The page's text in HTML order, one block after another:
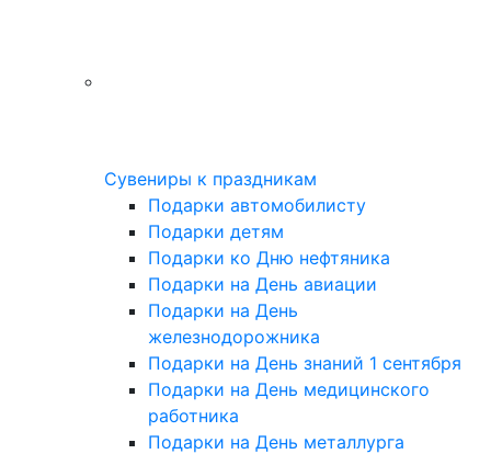
Сувениры к праздникам
Подарки автомобилисту
Подарки детям
Подарки ко Дню нефтяника
Подарки на День авиации
Подарки на День
железнодорожника
Подарки на День знаний 1 сентября
Подарки на День медицинского
работника
Подарки на День металлурга